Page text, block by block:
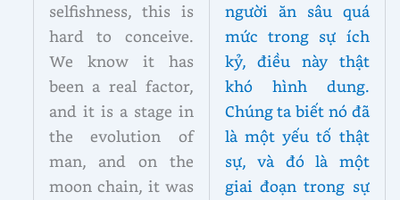
selfishness, this is
hard to conceive.
We know it has
been a real factor,
and it is a stage in
the evolution of
man, and on the
moon chain, it was
người ăn sâu quá
mức trong sự ích
kỷ, điều này thật
khó hình dung.
Chúng ta biết nó đã
là một yếu tố thật
sự, và đó là một
giai đoạn trong sự